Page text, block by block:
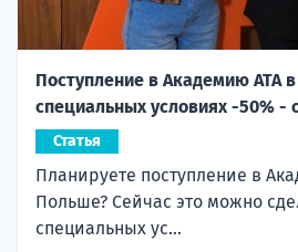
Поступление в Академию ATA
специальных условиях -50% -
Статья
Планируете поступление в
Польше? Сейчас это можно
специальных ус...